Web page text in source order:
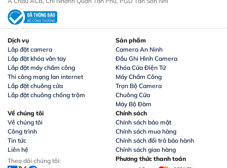
Về chúng tôi
Về chúng tôi
Công trình
Tin tức
Liên hệ
Theo dõi chúng tôi:
Dịch vụ
Lắp đặt camera
Lắp đặt khóa vân tay
Lắp đặt máy chấm công
Thi công mạng lan internet
Lắp đặt chuông cửa
Lắp đặt chuông chống trộm
Sản phẩm
Camera An Ninh
Đầu Ghi Hình Camera
Khóa Cửa Điện Tử
Máy Chấm Công
Trọn Bộ Camera
Chuông Cửa
Máy Bộ Đàm
Chính sách
Chính sách bảo mật
Chính sách mua hàng
Chính sách đổi trả bảo hành
Chính sách giao hàng
Phương thức thanh toán